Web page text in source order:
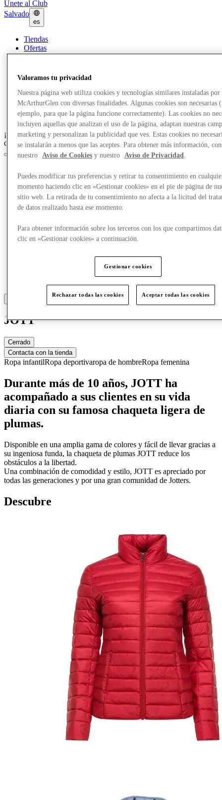
Únete al Club
Salvado
es
Tiendas
Ofertas
Planifica tu visita
¿Qué pasa?
Tarjetas regalo
Más
¡Crazy Days, acceso anticipado el 25 de marzo para los miembros
del Club!Únete ahora
JOTT
Cerrado
Contacta con la tienda
Ropa infantilRopa deportivaropa de hombreRopa femenina
Durante más de 10 años, JOTT ha
acompañado a sus clientes en su vida
diaria con su famosa chaqueta ligera de
plumas.
Disponible en una amplia gama de colores y fácil de llevar gracias a
su ingeniosa funda, la chaqueta de plumas JOTT reduce los
obstáculos a la libertad.
Una combinación de comodidad y estilo, JOTT es apreciado por
todas las generaciones y por una gran comunidad de Jotters.
Descubre
Valoramos tu privacidad
Nuestra página web utiliza cookies y tecnologías similares instaladas por
McArthurGlen con diversas finalidades. Algunas cookies son necesarias
ejemplo, para que la página funcione correctamente). Las cookies no
incluyen aquellas que analizan el uso de la página, adaptan nuestras
marketing y personalizan la publicidad que ves. Estas cookies no
se instalarán a menos que las aceptes. Para obtener más información,
nuestro
Aviso de Cookies y nuestro Aviso de Privacidad.
Puedes modificar tus preferencias y retirar tu consentimiento en
momento haciendo clic en «Gestionar cookies» en el pie de página de
sitio web. La retirada de tu consentimiento no afecta a la licitud del
de datos realizado hasta ese momento.
Para obtener información sobre los terceros con los que compartimos
clic en «Gestionar cookies» a continuación.
Gestionar cookies
Rechazar todas las cookies Aceptar todas las cookies